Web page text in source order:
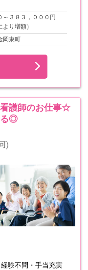
～３８３，０００円
より増額）
岡東町
護師のお仕事☆
る◎
験不問・手当充実